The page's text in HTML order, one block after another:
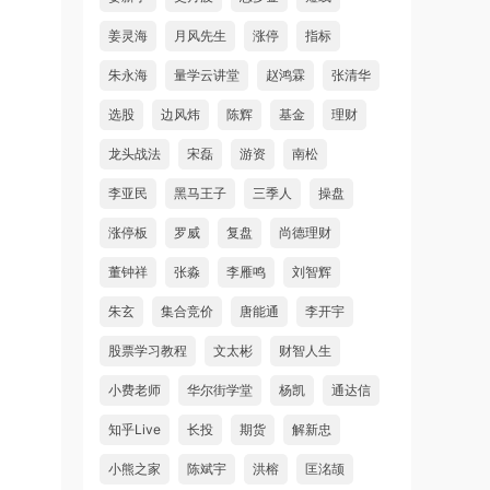
姜灵海 月风先生 涨停 指标
朱永海 量学云讲堂 赵鸿霖 张清华
选股 边风炜 陈辉 基金 理财
龙头战法 宋磊 游资 南松
李亚民 黑马王子 三季人 操盘
涨停板 罗威 复盘 尚德理财
董钟祥 张淼 李雁鸣 刘智辉
朱玄 集合竞价 唐能通 李开宇
股票学习教程 文太彬 财智人生
小费老师 华尔街学堂 杨凯 通达信
知乎Live 长投 期货 解新忠
小熊之家 陈斌宇 洪榕 匡洺颉